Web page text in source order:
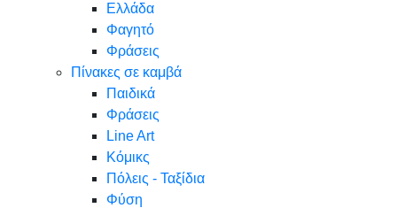
Ελλάδα
Φαγητό
Φράσεις
Πίνακες σε καμβά
Παιδικά
Φράσεις
Line Art
Κόμικς
Πόλεις - Ταξίδια
Φύση